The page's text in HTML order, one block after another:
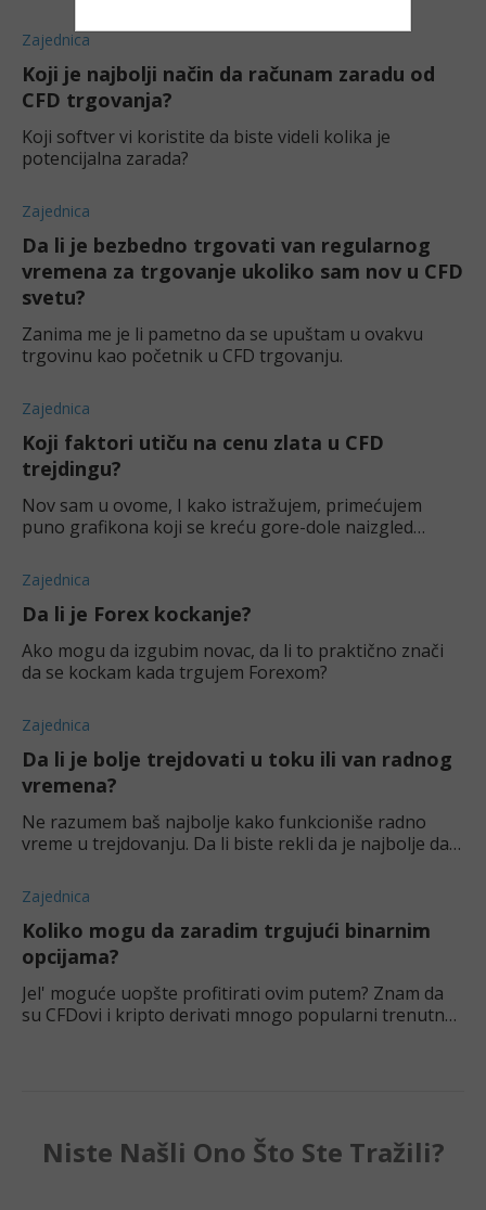
Zajednica
Koji je najbolji način da računam zaradu od
CFD trgovanja?
Koji softver vi koristite da biste videli kolika je
potencijalna zarada?
Zajednica
Da li je bezbedno trgovati van regularnog
vremena za trgovanje ukoliko sam nov u CFD
svetu?
Zanima me je li pametno da se upuštam u ovakvu
trgovinu kao početnik u CFD trgovanju.
Zajednica
Koji faktori utiču na cenu zlata u CFD
trejdingu?
Nov sam u ovome, I kako istražujem, primećujem
puno grafikona koji se kreću gore-dole naizgled
faktori utiču na promene cene zlata, ali baš u
Zajednica
Da li je Forex kockanje?
Ako mogu da izgubim novac, da li to praktično znači
da se kockam kada trgujem Forexom?
Zajednica
Da li je bolje trejdovati u toku ili van radnog
vremena?
Ne razumem baš najbolje kako funkcioniše radno
vreme u trejdovanju. Da li biste rekli da je najbolje da
koja je razlika?
Zajednica
Koliko mogu da zaradim trgujući binarnim
opcijama?
Jel' moguće uopšte profitirati ovim putem? Znam da
su CFDovi i kripto derivati mnogo popularni trenutno,
Niste Našli Ono Što Ste Tražili?